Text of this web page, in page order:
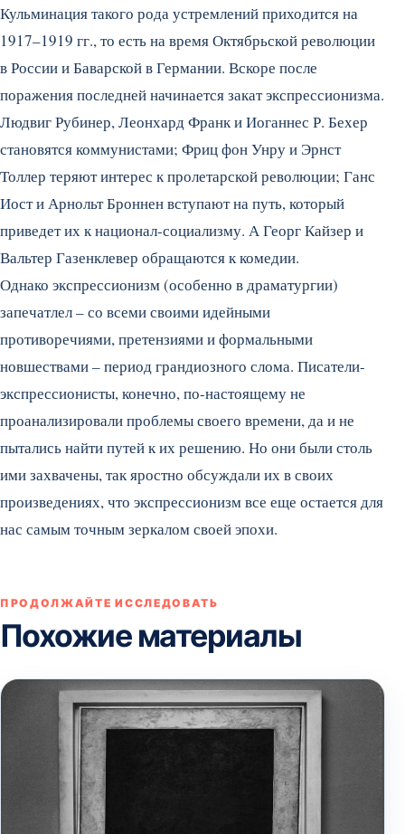
Кульминация такого рода устремлений приходится на
1917–1919 гг., то есть на время Октябрьской революции
в России и Баварской в Германии. Вскоре после
поражения последней начинается закат экспрессионизма.
Людвиг Рубинер, Леонхард Франк и Иоганнес Р. Бехер
становятся коммунистами; Фриц фон Унру и Эрнст
Толлер теряют интерес к пролетарской революции; Ганс
Иост и Арнольт Броннен вступают на путь, который
приведет их к национал-социализму. А Георг Кайзер и
Вальтер Газенклевер обращаются к комедии.
Однако экспрессионизм (особенно в драматургии)
запечатлел – со всеми своими идейными
противоречиями, претензиями и формальными
новшествами – период грандиозного слома. Писатели-
экспрессионисты, конечно, по-настоящему не
проанализировали проблемы своего времени, да и не
пытались найти путей к их решению. Но они были столь
ими захвачены, так яростно обсуждали их в своих
произведениях, что экспрессионизм все еще остается для
нас самым точным зеркалом своей эпохи.
ПРОДОЛЖАЙТЕ ИССЛЕДОВАТЬ
Похожие материалы